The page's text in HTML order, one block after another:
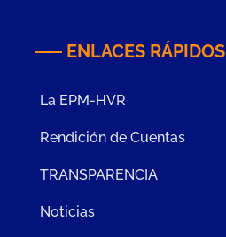
ENLACES RÁPIDOS
La EPM-HVR
Rendición de Cuentas
TRANSPARENCIA
Noticias